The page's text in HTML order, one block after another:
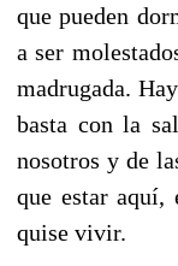
que pueden
a ser
madrugada.
basta con la
nosotros y de
que estar aquí,
quise vivir.